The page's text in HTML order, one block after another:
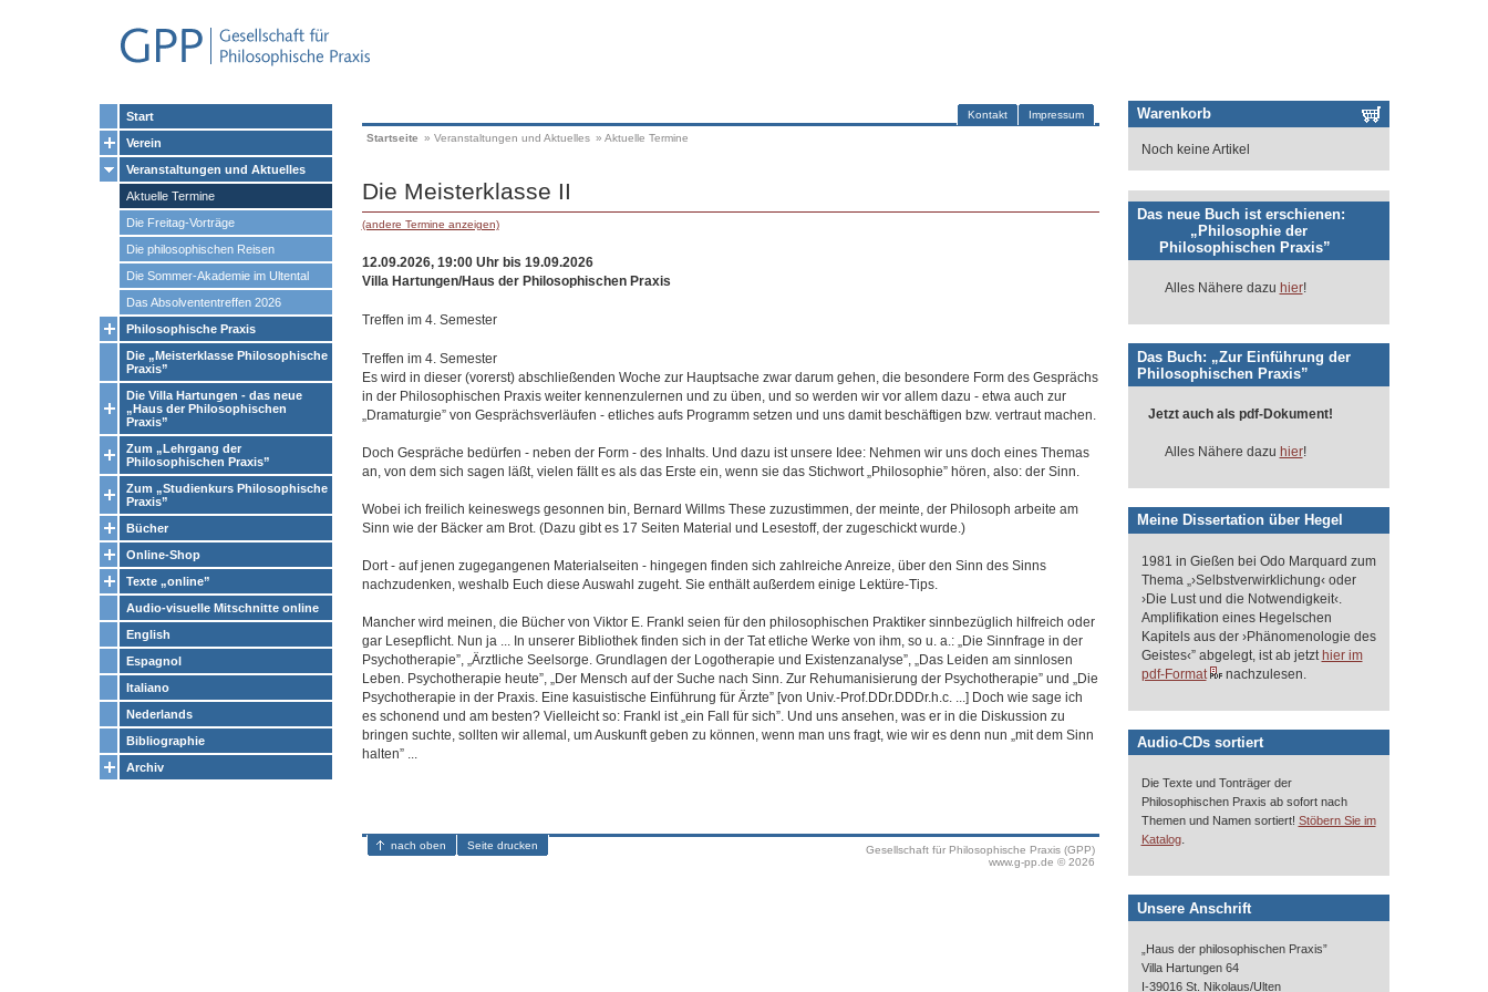
Start
Verein
Veranstaltungen und Aktuelles
Aktuelle Termine
Die Freitag-Vorträge
Die philosophischen Reisen
Die Sommer-Akademie im Ultental
Das Absolvententreffen 2026
Philosophische Praxis
Die „Meisterklasse Philosophische
Praxis”
Die Villa Hartungen - das neue
„Haus der Philosophischen
Praxis”
Zum „Lehrgang der
Philosophischen Praxis”
Zum „Studienkurs Philosophische
Praxis”
Bücher
Online-Shop
Texte „online”
Audio-visuelle Mitschnitte online
English
Espagnol
Italiano
Nederlands
Bibliographie
Archiv
Impressum
Kontakt
Startseite » Veranstaltungen und Aktuelles » Aktuelle Termine
Die Meisterklasse II
(andere Termine anzeigen)
12.09.2026, 19:00 Uhr bis 19.09.2026
Villa Hartungen/Haus der Philosophischen Praxis
Treffen im 4. Semester
Treffen im 4. Semester
Es wird in dieser (vorerst) abschließenden Woche zur Hauptsache zwar darum gehen, die besondere Form des Gesprächs
in der Philosophischen Praxis weiter kennenzulernen und zu üben, und so werden wir vor allem dazu - etwa auch zur
„Dramaturgie” von Gesprächsverläufen - etliches aufs Programm setzen und uns damit beschäftigen bzw. vertraut machen.
Doch Gespräche bedürfen - neben der Form - des Inhalts. Und dazu ist unsere Idee: Nehmen wir uns doch eines Themas
an, von dem sich sagen läßt, vielen fällt es als das Erste ein, wenn sie das Stichwort „Philosophie” hören, also: der Sinn.
Wobei ich freilich keineswegs gesonnen bin, Bernard Willms These zuzustimmen, der meinte, der Philosoph arbeite am
Sinn wie der Bäcker am Brot. (Dazu gibt es 17 Seiten Material und Lesestoff, der zugeschickt wurde.)
Dort - auf jenen zugegangenen Materialseiten - hingegen finden sich zahlreiche Anreize, über den Sinn des Sinns
nachzudenken, weshalb Euch diese Auswahl zugeht. Sie enthält außerdem einige Lektüre-Tips.
Mancher wird meinen, die Bücher von Viktor E. Frankl seien für den philosophischen Praktiker sinnbezüglich hilfreich oder
gar Lesepflicht. Nun ja ... In unserer Bibliothek finden sich in der Tat etliche Werke von ihm, so u. a.: „Die Sinnfrage in der
Psychotherapie”, „Ärztliche Seelsorge. Grundlagen der Logotherapie und Existenzanalyse”, „Das Leiden am sinnlosen
Leben. Psychotherapie heute”, „Der Mensch auf der Suche nach Sinn. Zur Rehumanisierung der Psychotherapie” und „Die
Psychotherapie in der Praxis. Eine kasuistische Einführung für Ärzte” [von Univ.-Prof.DDr.DDDr.h.c. ...] Doch wie sage ich
es schonend und am besten? Vielleicht so: Frankl ist „ein Fall für sich”. Und uns ansehen, was er in die Diskussion zu
bringen suchte, sollten wir allemal, um Auskunft geben zu können, wenn man uns fragt, wie wir es denn nun „mit dem Sinn
halten” ...
Gesellschaft für Philosophische Praxis (GPP)
www.g-pp.de © 2026
nach oben Seite drucken
Warenkorb
Noch keine Artikel
Das neue Buch ist erschienen:
„Philosophie der
Philosophischen Praxis”
Alles Nähere dazu hier!
Das Buch: „Zur Einführung der
Philosophischen Praxis”
Jetzt auch als pdf-Dokument!
Alles Nähere dazu hier!
Meine Dissertation über Hegel
1981 in Gießen bei Odo Marquard zum
Thema „›Selbstverwirklichung‹ oder
›Die Lust und die Notwendigkeit‹.
Amplifikation eines Hegelschen
Kapitels aus der ›Phänomenologie des
Geistes‹” abgelegt, ist ab jetzt hier im
pdf-Format
nachzulesen.
Audio-CDs sortiert
Die Texte und Tonträger der
Philosophischen Praxis ab sofort nach
Themen und Namen sortiert! Stöbern Sie im
Katalog.
Unsere Anschrift
„Haus der philosophischen Praxis”
Villa Hartungen 64
I-39016 St. Nikolaus/Ulten